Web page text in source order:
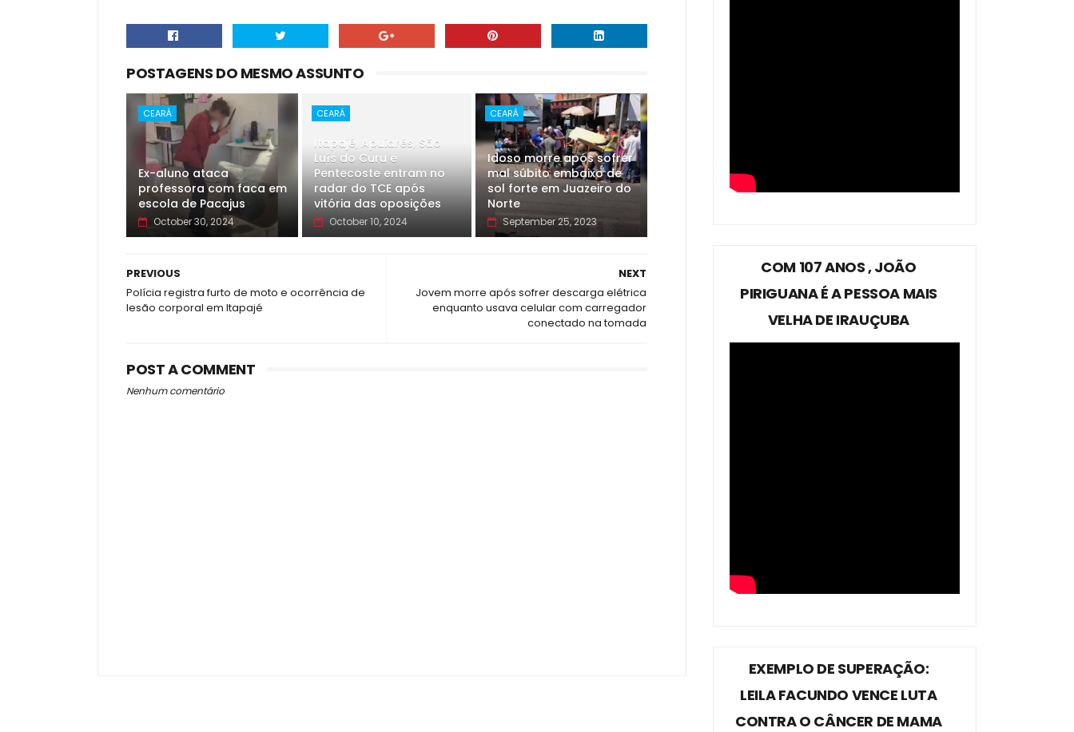
POSTAGENS DO MESMO ASSUNTO
CEARÁ
Ex-aluno ataca
professora com faca em
escola de Pacajus
October 30, 2024
CEARÁ
Itapajé, Apuiarés, São
Luís do Curu e
Pentecoste entram no
radar do TCE após
vitória das oposições
October 10, 2024
CEARÁ
Idoso morre após sofrer
mal súbito embaixo de
sol forte em Juazeiro do
Norte
September 25, 2023
NEXT
Jovem morre após sofrer descarga elétrica
enquanto usava celular com carregador
conectado na tomada
PREVIOUS
Polícia registra furto de moto e ocorrência de
lesão corporal em Itapajé
POST A COMMENT
Nenhum comentário
COM 107 ANOS , JOÃO
PIRIGUANA É A PESSOA MAIS
VELHA DE IRAUÇUBA
EXEMPLO DE SUPERAÇÃO:
LEILA FACUNDO VENCE LUTA
CONTRA O CÂNCER DE MAMA